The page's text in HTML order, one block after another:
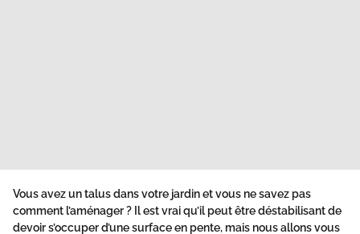
Vous avez un talus dans votre jardin et vous ne savez pas
comment l’aménager ? Il est vrai qu’il peut être déstabilisant de
devoirs’occuper d’une surface en pente, mais nous allons vous